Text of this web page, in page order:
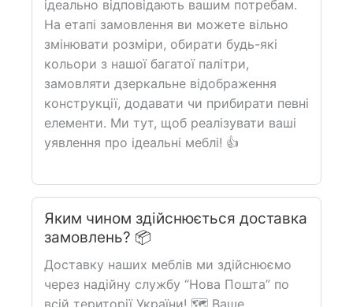
ідеально відповідають вашим потребам.
На етапі замовлення ви можете вільно
змінювати розміри, обирати будь-які
кольори з нашої багатої палітри,
замовляти дзеркальне відображення
конструкції, додавати чи прибирати певні
елементи. Ми тут, щоб реалізувати ваші
уявлення про ідеальні меблі! 👍
Яким чином здійснюється доставка
замовлень? 📦
Доставку наших меблів ми здійснюємо
через надійну службу “Нова Пошта” по